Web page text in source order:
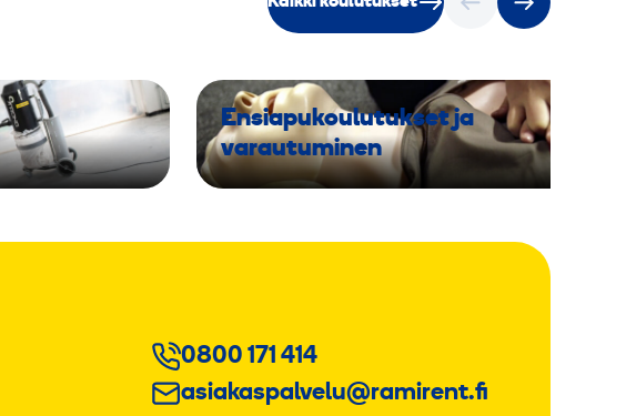
Ensiapukoulutukset ja
varautuminen
0800 171 414
asiakaspalvelu@ramirent.fi